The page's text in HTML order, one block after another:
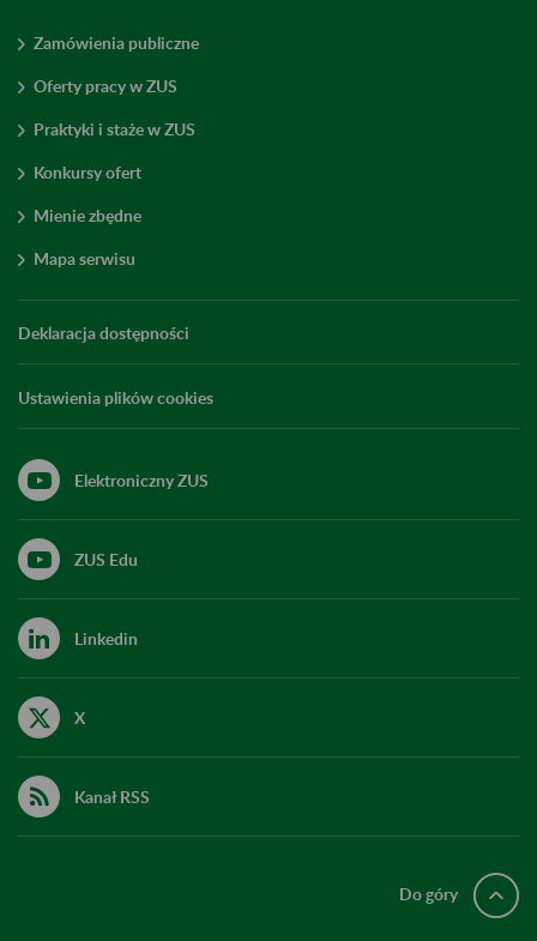
Zamówienia publiczne
Oferty pracy w ZUS
Praktyki i staże w ZUS
Konkursy ofert
Mienie zbędne
Mapa serwisu
Deklaracja dostępności
Ustawienia plików cookies
Elektroniczny ZUS
ZUS Edu
Linkedin
X
Kanał RSS
Do góry